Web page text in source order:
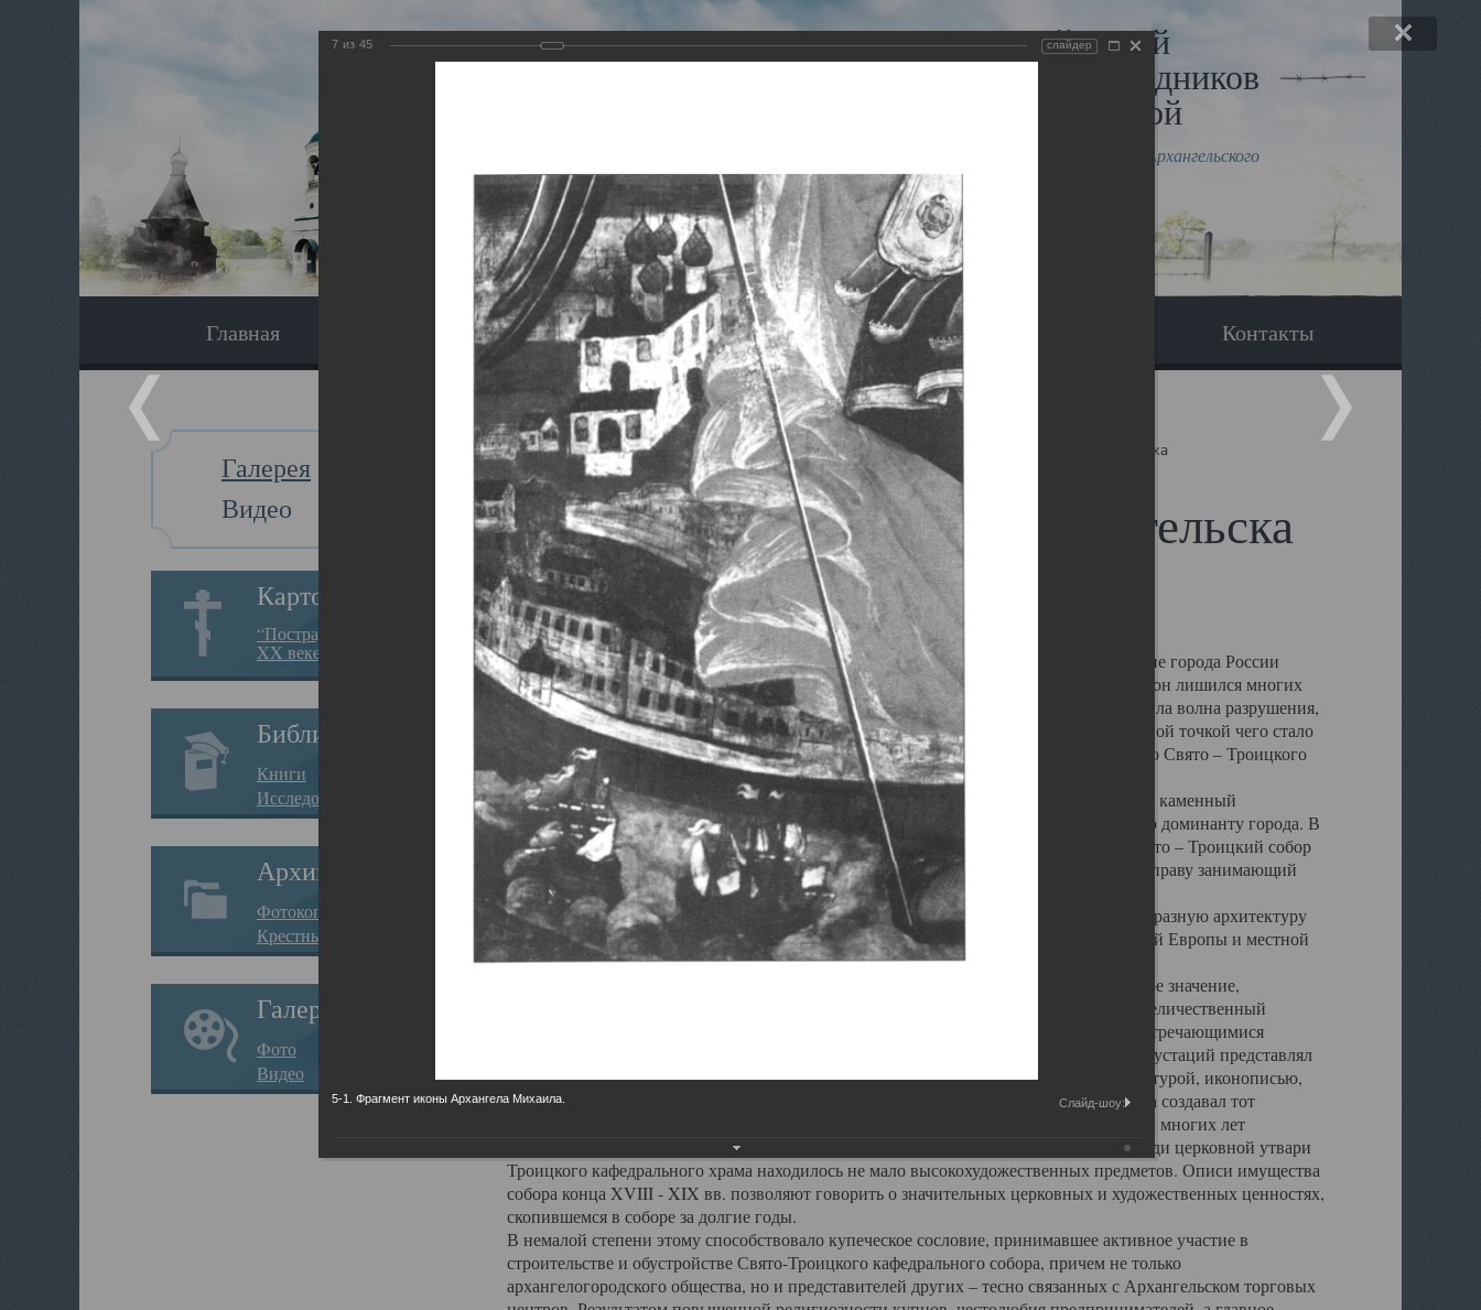
Виртуальный музей
Новомучеников и исповедников
Земли Архангельской
Сайт создан по благословлению митрополита Архангельского
и Холмогорского Даниила
Главная Экскурсия Наследники Галерея Контакты
Галерея
Видео
Картотека
“Пострадавшие за веру в
XX веке на Севере”
Библиотека
Книги
Исследования
Архив
Фотокопии дел
Крестные ходы
Галерея
Фото
Видео
Главная Галерея Храмы-мученики Архангельска Свято-Троицкий собор Архангельска
Свято-Троицкий собор Архангельска
Свято-Троицкий собор Архангельска
23.12.2015
Сегодня мы можем говорить, что Архангельск в большей мере, чем другие губернские города России
пострадал от целенаправленных систематических разрушений, в результате которых он лишился многих
выдающихся памятников архитектуры. Больше всего по старому Архангельску ударила волна разрушения,
вызванная борьбой с религией, набравшая особую силу в конце 20 –х годов. Отправной точкой чего стало
разрушение православного центра архангельской губернии - ансамбля кафедрального Свято – Троицкого
собора Архангельска.
Возникнув в начале XVIII века в центре Архангельска, величественный каменный
двухэтажный Троицкий собор, сразу превратился в зрительную и градостроительную доминанту города. В
XVIII веке по масштабам ему не было равных на Севере. Вплоть до разрушения Свято – Троицкий собор
оставался самым высоким и значительным из городских строений Архангельска, по праву занимающий
второе место, после гостиных дворов, в градостроительной картине Архангельска.
Один из самых больших и светлых соборов России воплотил в себе яркую и своеобразную архитектуру
портового города с отраженными в ней архитектурными течениями России, Западной Европы и местной
архангелогородской школы церковного зодчества.
Масштабность, благолепие и богатство собора, вполне оправдывали его кафедральное значение,
заслуженно выделяя из многочисленных культовых построек города. Обширный и величественный
иконостас украшенный колоннами ионического стиля, с единственными нигде не встречающимися
царскими вратами, изящным фронтоном и множеством резных, символических инкрустаций представлял
собой поистине художественную ценность. В совокупности же с живописью, скульптурой, иконописью,
шитьем, многочисленными предметами церковной утвари интерьер Троицкого храма создавал тот
неповторимый красочный ансамбль декоративного убранства собора, на протяжении многих лет
поражающий воображение своих посетителей. В соборной ризнице, библиотеке, среди церковной утвари
Троицкого кафедрального храма находилось не мало высокохудожественных предметов. Описи имущества
собора конца XVIII - XIX вв. позволяют говорить о значительных церковных и художественных ценностях,
скопившемся в соборе за долгие годы.
В немалой степени этому способствовало купеческое сословие, принимавшее активное участие в
строительстве и обустройстве Свято-Троицкого кафедрального собора, причем не только
архангелогородского общества, но и представителей других – тесно связанных с Архангельском торговых
7 из 45 слайдер
5-1. Фрагмент иконы Архангела Михаила. Слайд-шоу: